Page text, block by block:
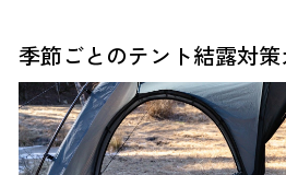
季節ごとのテント結露対策